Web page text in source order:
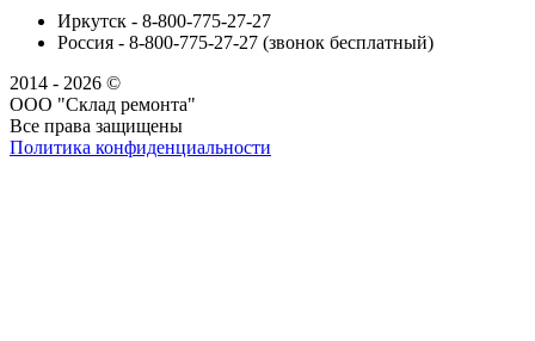
Иркутск - 8-800-775-27-27
Россия - 8-800-775-27-27 (звонок бесплатный)
2014 - 2026 ©
ООО "Склад ремонта"
Все права защищены
Политика конфиденциальности